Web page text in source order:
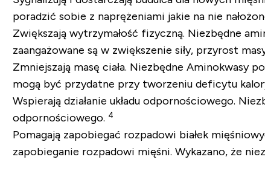
poradzić sobie z naprężeniami jakie na nie
Zwiększają wytrzymałość fizyczną. Niezbędne
zaangażowane są w zwiększenie siły, przyrost
Zmniejszają masę ciała. Niezbędne Aminokwasy
mogą być przydatne przy tworzeniu deficytu
Wspierają działanie układu odpornościowego.
odpornościowego. 4
Pomagają zapobiegać rozpadowi białek
zapobieganie rozpadowi mięśni. Wykazano, że